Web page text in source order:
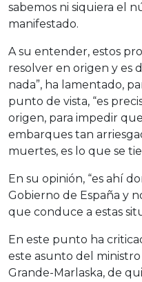
sabemos ni siquiera el
manifestado.
A su entender, estos
resolver en origen y es
nada”, ha lamentado,
punto de vista, “es
origen, para impedir
embarques tan
muertes, es lo que se
En su opinión, “es ahí
Gobierno de España y
que conduce a estas
En este punto ha
este asunto del
Grande-Marlaska, de